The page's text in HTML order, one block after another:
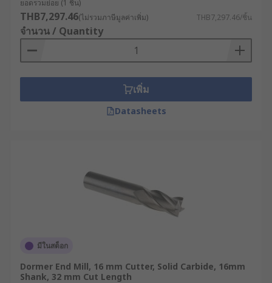
ยอดรวมย่อย (1 ชิ้น)
THB7,297.46(ไม่รวมภาษีมูลค่าเพิ่ม) THB7,297.46/ชิ้น
จำนวน / Quantity
เพิ่ม
Datasheets
มีในสต็อก
Dormer End Mill, 16 mm Cutter, Solid Carbide, 16mm
Shank, 32 mm Cut Length